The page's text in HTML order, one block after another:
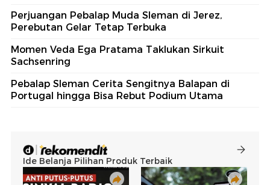
Perjuangan Pebalap Muda Sleman di Jerez,
Perebutan Gelar Tetap Terbuka
Momen Veda Ega Pratama Taklukan Sirkuit
Sachsenring
Pebalap Sleman Cerita Sengitnya Balapan di
Portugal hingga Bisa Rebut Podium Utama